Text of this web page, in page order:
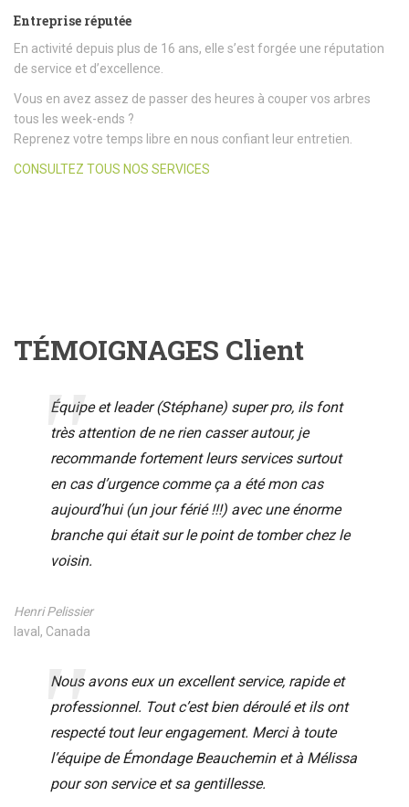
Entreprise réputée
En activité depuis plus de 16 ans, elle s’est forgée une réputation
de service et d’excellence.
Vous en avez assez de passer des heures à couper vos arbres
tous les week-ends ?
Reprenez votre temps libre en nous confiant leur entretien.
CONSULTEZ TOUS NOS SERVICES
TÉMOIGNAGES Client
Équipe et leader (Stéphane) super pro, ils font
très attention de ne rien casser autour, je
recommande fortement leurs services surtout
en cas d’urgence comme ça a été mon cas
aujourd’hui (un jour férié !!!) avec une énorme
branche qui était sur le point de tomber chez le
voisin.
Henri Pelissier
laval, Canada
Nous avons eux un excellent service, rapide et
professionnel. Tout c’est bien déroulé et ils ont
respecté tout leur engagement. Merci à toute
l’équipe de Émondage Beauchemin et à Mélissa
pour son service et sa gentillesse.